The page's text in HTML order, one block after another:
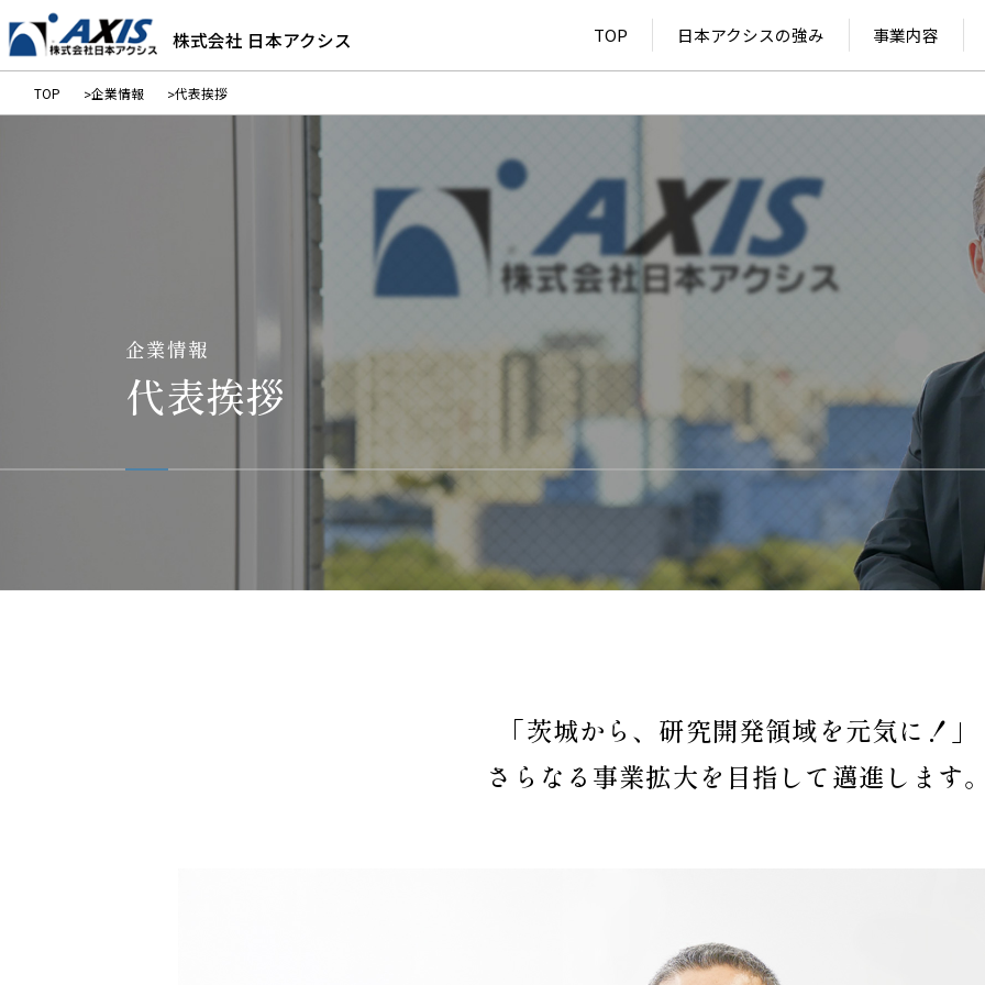
株式会社 日本アクシス TOP 日本アクシスの強み 事業内容
TOP 企業情報 代表挨拶
企業情報
代表挨拶
「茨城から、研究開発領域を元気に！」
さらなる事業拡大を目指して邁進します